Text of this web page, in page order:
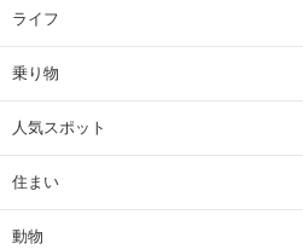
ライフ
乗り物
人気スポット
住まい
動物